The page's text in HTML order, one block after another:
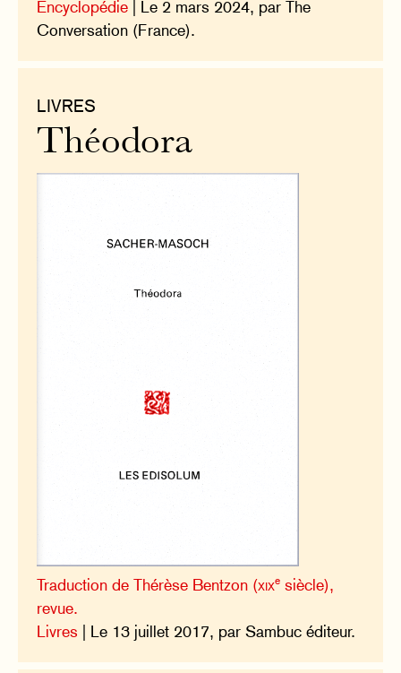
Encyclopédie | Le 2 mars 2024, par The
Conversation (France).
LIVRES
Théodora
Traduction de Thérèse Bentzon (xixe siècle),
revue.
Livres | Le 13 juillet 2017, par Sambuc éditeur.